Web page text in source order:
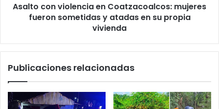
atadas
vivienda
Asalto con violencia en Coatzacoalcos: mujeres
fueron sometidas y atadas en su propia
vivienda
Publicaciones relacionadas